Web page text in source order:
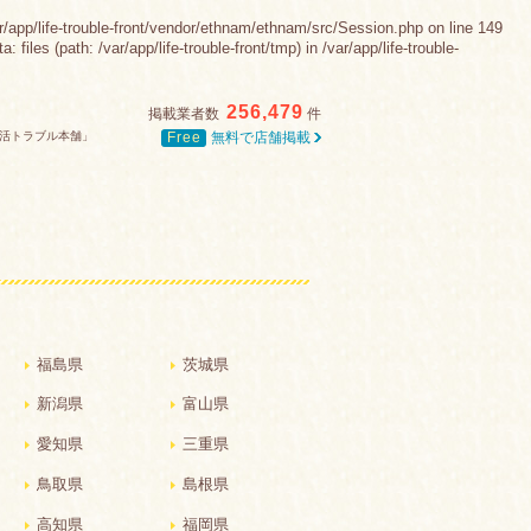
life-trouble-front/vendor/ethnam/ethnam/src/Session.php on line 149
files (path: /var/app/life-trouble-front/tmp) in /var/app/life-trouble-
トラブル本舗」
掲載業者数 256,479 件
Free
無料で店舗掲載
福島県 茨城県
新潟県 富山県
愛知県 三重県
鳥取県 島根県
高知県 福岡県